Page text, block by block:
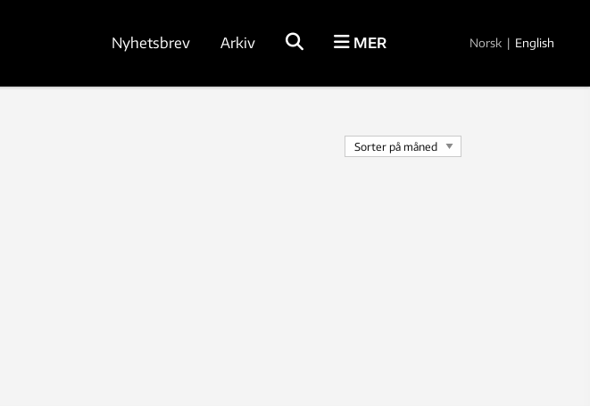
Nyhetsbrev Arkiv MER Norsk | English